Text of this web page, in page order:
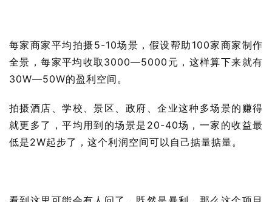
业
资
会
每家商家平均拍摄5-10场景，假设帮助100家商家制作
全景，每家平均收取3000—5000元，这样算下来就有
30W—50W的盈利空间。
拍摄酒店、学校、景区、政府、企业这种多场景的赚得
就更多了，平均用到的场景是20-40场，一家的收益最
低是2W起步了，这个利润空间可以自己掂量掂量。